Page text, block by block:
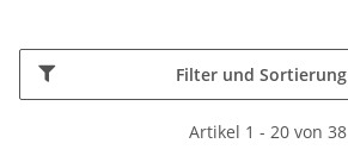
Filter und Sortierung
Artikel 1 - 20 von 38